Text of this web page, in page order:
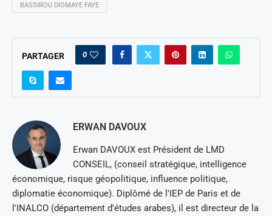
BASSIROU DIOMAYE FAYE
PARTAGER 0
ERWAN DAVOUX
Erwan DAVOUX est Président de LMD
CONSEIL, (conseil stratégique, intelligence
économique, risque géopolitique, influence politique,
diplomatie économique). Diplômé de l'IEP de Paris et de
l'INALCO (département d'études arabes), il est directeur de la